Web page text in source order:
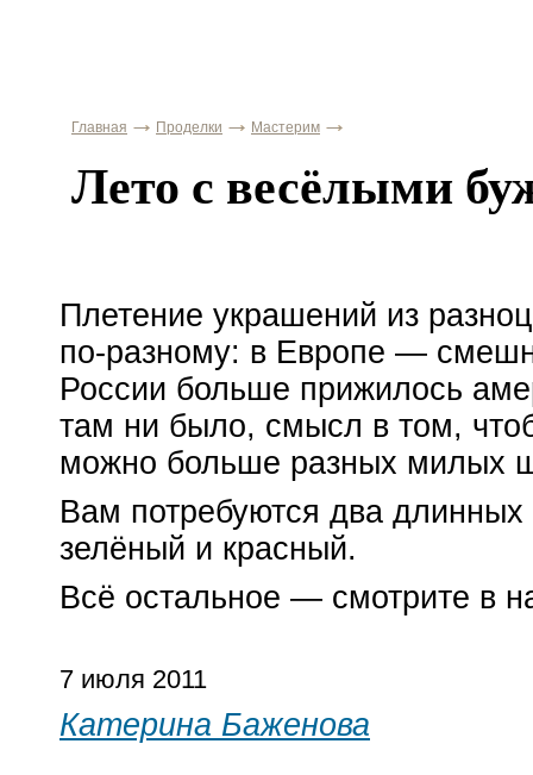
Главная Проделки Мастерим
Лето с весёлыми
Плетение украшений из
по-разному: в Европе —
России больше прижилось
там ни было, смысл в том,
можно больше разных милых
Вам потребуются два
зелёный и красный.
Всё остальное — смотрите в
7 июля 2011
Катерина Баженова